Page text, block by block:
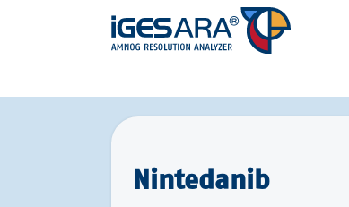
Nintedanib